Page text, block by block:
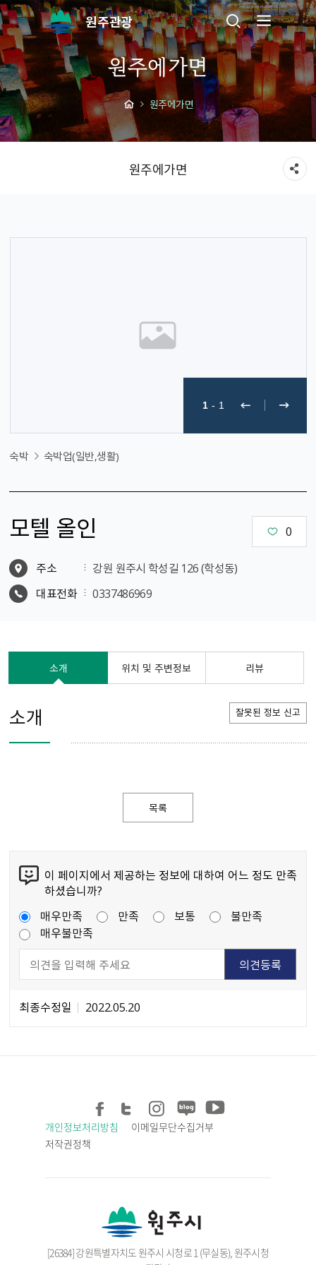
원주관광
원주에가면
원주에가면
원주에가면
1 - 1
숙박 숙박업(일반,생활)
모텔 올인 0
주소
강원 원주시 학성길 126 (학성동)
대표전화
0337486969
소개 위치 및 주변정보 리뷰
소개 잘못된 정보 신고
목록
이 페이지에서 제공하는 정보에 대하여 어느 정도 만족
하셨습니까?
매우만족
만족 보통
불만족
매우불만족
최종수정일 2022.05.20
개인정보처리방침
이메일무단수집거부
저작권정책
[26384] 강원특별자치도 원주시 시청로 1 (무실동), 원주시청